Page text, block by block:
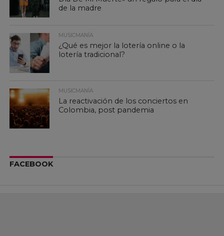
de la madre
MUSICMANÍA
¿Qué es mejor la lotería online o la
lotería tradicional?
MUSICMANÍA
La reactivación de los conciertos en
Colombia, post pandemia
FACEBOOK